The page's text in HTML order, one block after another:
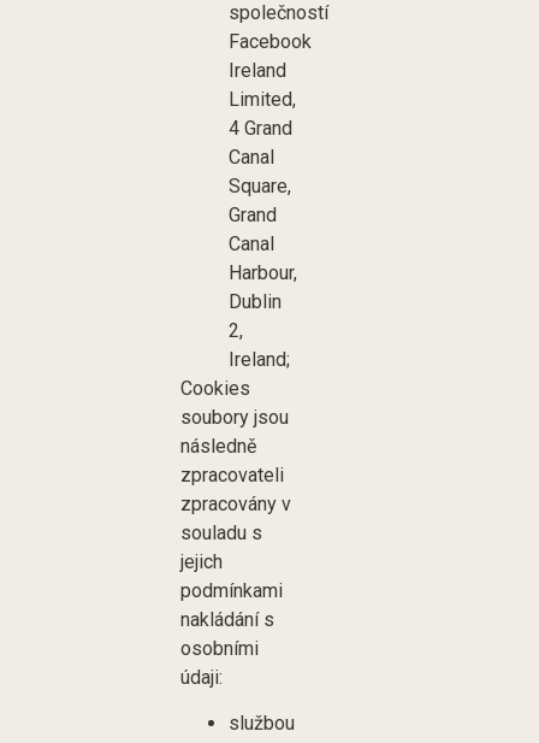
společností
Facebook
Ireland
Limited,
4 Grand
Canal
Square,
Grand
Canal
Harbour,
Dublin
2,
Ireland;
Cookies
soubory jsou
následně
zpracovateli
zpracovány v
souladu s
jejich
podmínkami
nakládání s
osobními
údaji:
službou